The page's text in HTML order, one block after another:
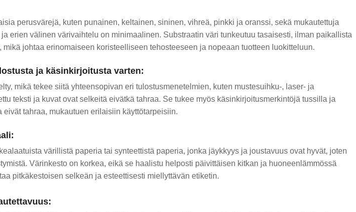
​​perusvärejä, kuten punainen, keltainen, sininen, vihreä, pinkki ja oranssi, sekä mukautettuja
erien välinen värivaihtelu on minimaalinen. Substraatin väri tunkeutuu tasaisesti, ilman paikallista
johtaa erinomaiseen koristeelliseen tehosteeseen ja nopeaan tuotteen luokitteluun.
ja käsinkirjoitusta varten:
mikä tekee siitä yhteensopivan eri tulostusmenetelmien, kuten mustesuihku-, laser- ja
teksti ja kuvat ovat selkeitä eivätkä tahraa. Se tukee myös käsinkirjoitusmerkintöjä tussilla ja
eivät tahraa, mukautuen erilaisiin käyttötarpeisiin.
värillistä paperia tai synteettistä paperia, jonka jäykkyys ja joustavuus ovat hyvät, joten
Värinkesto on korkea, eikä se haalistu helposti päivittäisen kitkan ja huoneenlämmössä
pitkäkestoisen selkeän ja esteettisesti miellyttävän etiketin.